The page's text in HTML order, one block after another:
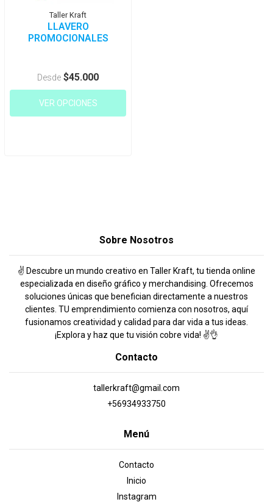
Taller Kraft
LLAVERO
PROMOCIONALES
Desde $45.000
VER OPCIONES
Sobre Nosotros
✌️ Descubre un mundo creativo en Taller Kraft, tu tienda online
especializada en diseño gráfico y merchandising. Ofrecemos
soluciones únicas que benefician directamente a nuestros
clientes. TU emprendimiento comienza con nosotros, aquí
fusionamos creatividad y calidad para dar vida a tus ideas.
¡Explora y haz que tu visión cobre vida! ✌️👌
Contacto
tallerkraft@gmail.com
+56934933750
Menú
Contacto
Inicio
Instagram